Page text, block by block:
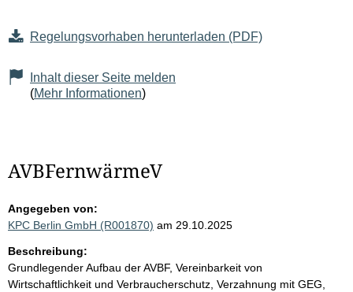
Regelungsvorhaben herunterladen (PDF)
Inhalt dieser Seite melden
(Mehr Informationen)
AVBFernwärmeV
Angegeben von:
KPC Berlin GmbH (R001870) am 29.10.2025
Beschreibung:
Grundlegender Aufbau der AVBF, Vereinbarkeit von
Wirtschaftlichkeit und Verbraucherschutz, Verzahnung mit GEG,